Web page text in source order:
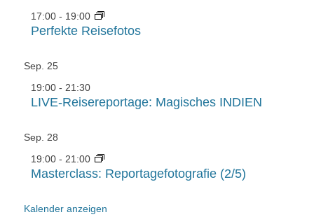
17:00 - 19:00
Perfekte Reisefotos
Sep. 25
19:00 - 21:30
LIVE-Reisereportage: Magisches INDIEN
Sep. 28
19:00 - 21:00
Masterclass: Reportagefotografie (2/5)
Kalender anzeigen